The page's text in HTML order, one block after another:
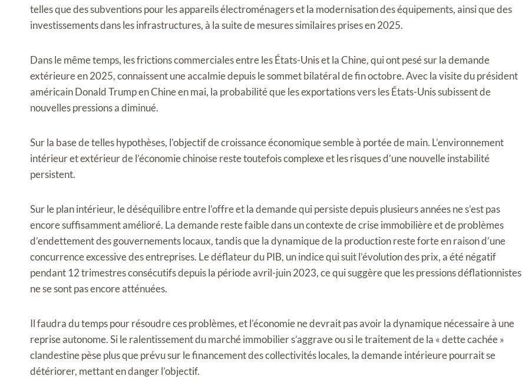
telles que des subventions pour les appareils électroménagers et la modernisation des équipements, ainsi que des
investissements dans les infrastructures, à la suite de mesures similaires prises en 2025.
Dans le même temps, les frictions commerciales entre les États-Unis et la Chine, qui ont pesé sur la demande
extérieure en 2025, connaissent une accalmie depuis le sommet bilatéral de fin octobre. Avec la visite du président
américain Donald Trump en Chine en mai, la probabilité que les exportations vers les États-Unis subissent de
nouvelles pressions a diminué.
Sur la base de telles hypothèses, l’objectif de croissance économique semble à portée de main. L’environnement
intérieur et extérieur de l’économie chinoise reste toutefois complexe et les risques d’une nouvelle instabilité
persistent.
Sur le plan intérieur, le déséquilibre entre l’offre et la demande qui persiste depuis plusieurs années ne s’est pas
encore suffisamment amélioré. La demande reste faible dans un contexte de crise immobilière et de problèmes
d’endettement des gouvernements locaux, tandis que la dynamique de la production reste forte en raison d’une
concurrence excessive des entreprises. Le déflateur du PIB, un indice qui suit l’évolution des prix, a été négatif
pendant 12 trimestres consécutifs depuis la période avril-juin 2023, ce qui suggère que les pressions déflationnistes
ne se sont pas encore atténuées.
Il faudra du temps pour résoudre ces problèmes, et l’économie ne devrait pas avoir la dynamique nécessaire à une
reprise autonome. Si le ralentissement du marché immobilier s’aggrave ou si le traitement de la « dette cachée »
clandestine pèse plus que prévu sur le financement des collectivités locales, la demande intérieure pourrait se
détériorer, mettant en danger l’objectif.